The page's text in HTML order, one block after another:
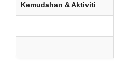
Kemudahan & Aktiviti